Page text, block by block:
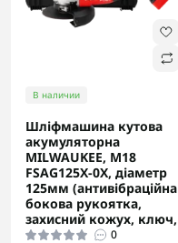
В наличии
Шліфмашина кутова
акумуляторна
MILWAUKEE, M18
FSAG125X-0X, діаметр
125мм (антивібраційна
бокова рукоятка,
захисний кожух, ключ,
0